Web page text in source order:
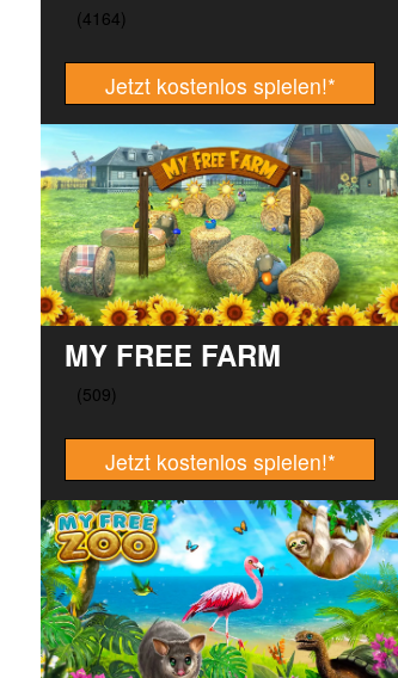
Jetzt kostenlos spielen!*
MY FREE FARM
Jetzt kostenlos spielen!*